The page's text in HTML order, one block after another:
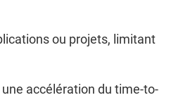
ou projets, limitant
accélération du time-to-